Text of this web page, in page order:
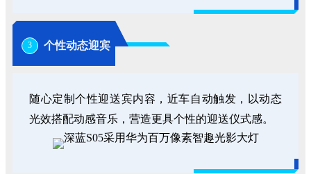
3 个性动态迎宾
随心定制个性迎送宾内容，近车自动触发，以动态
光效搭配动感音乐，营造更具个性的迎送仪式感。